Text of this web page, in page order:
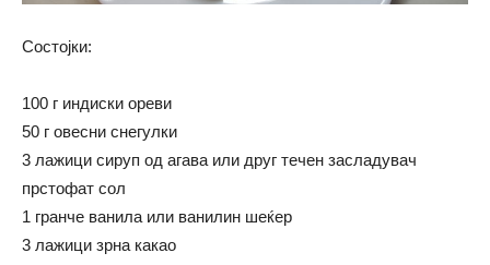
Состојки:
100 г индиски ореви
50 г овесни снегулки
3 лажици сируп од агава или друг течен засладувач
прстофат сол
1 гранче ванила или ванилин шеќер
3 лажици зрна какао